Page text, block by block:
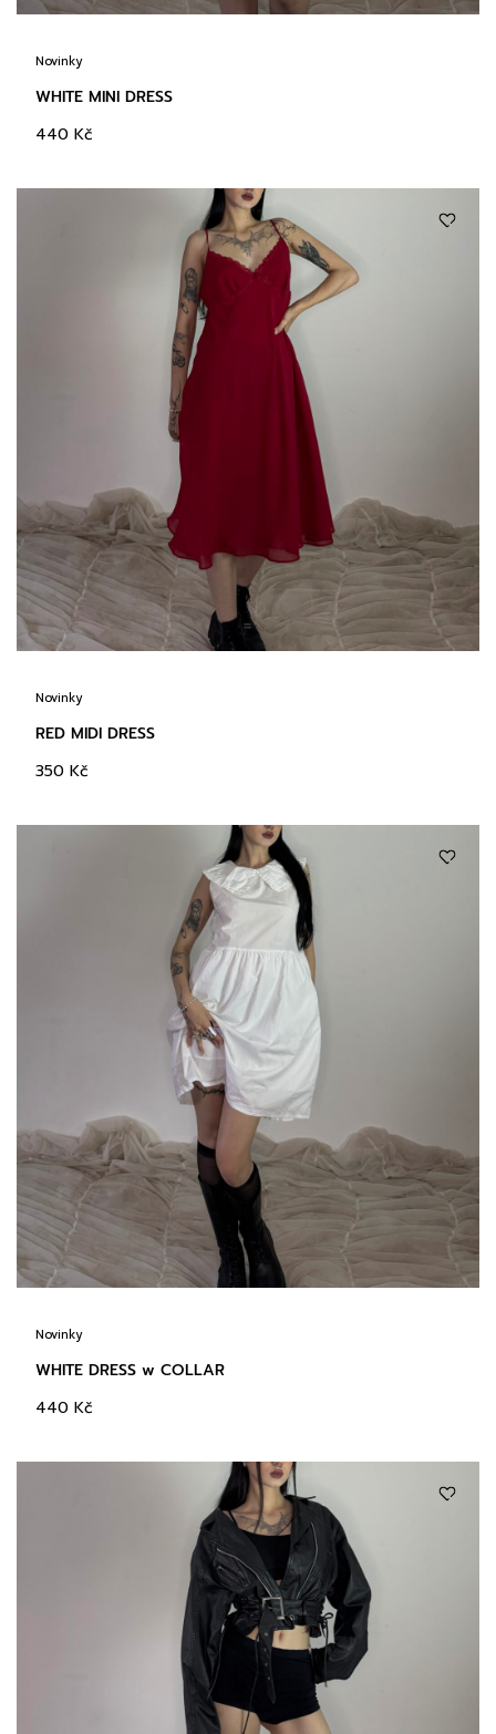
Novinky
WHITE MINI DRESS
440 Kč
Novinky
RED MIDI DRESS
350 Kč
Novinky
WHITE DRESS w COLLAR
440 Kč